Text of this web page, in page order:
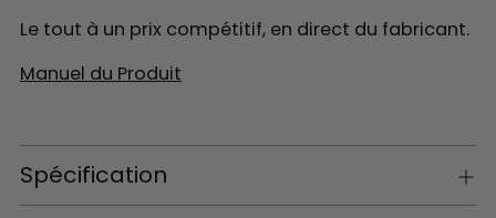
Le tout à un prix compétitif, en direct du fabricant.
Manuel du Produit
Spécification